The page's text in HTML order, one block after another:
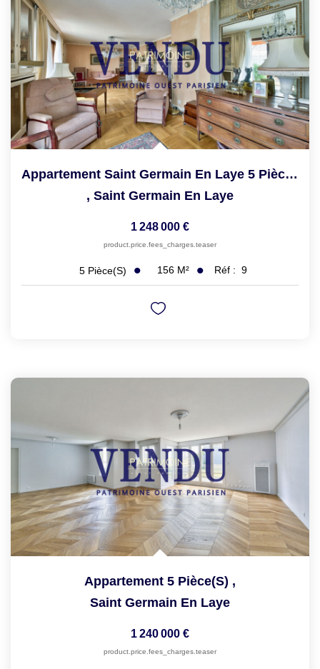
Appartement Saint Germain En Laye 5 Pièce(s)
, Saint Germain En Laye
1 248 000 €
product.price.fees_charges.teaser
5 Pièce(s) 156 M² Réf : 9
Appartement 5 Pièce(s) ,
Saint Germain En Laye
1 240 000 €
product.price.fees_charges.teaser